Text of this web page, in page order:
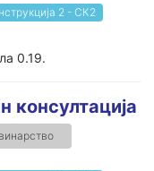
2 - СК2
0.19.